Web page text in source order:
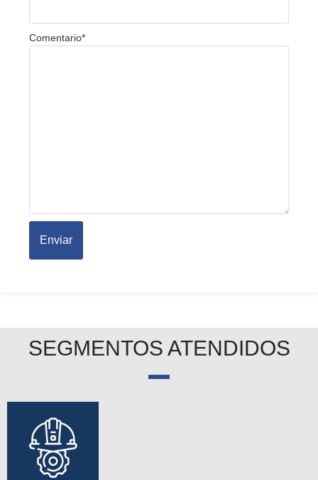
Comentario*
Enviar
SEGMENTOS ATENDIDOS